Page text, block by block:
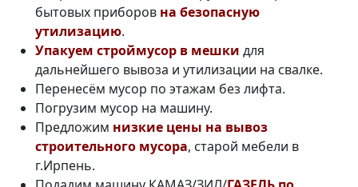
бытовых приборов на безопасную
утилизацию.
Упакуем строймусор в мешки для
дальнейшего вывоза и утилизации на свалке.
Перенесём мусор по этажам без лифта.
Погрузим мусор на машину.
Предложим низкие цены на вывоз
строительного мусора, старой мебели в
г.Ирпень.